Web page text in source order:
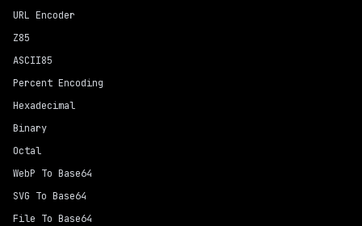
URL Encoder
Z85
ASCII85
Percent Encoding
Hexadecimal
Binary
Octal
WebP To Base64
SVG To Base64
File To Base64